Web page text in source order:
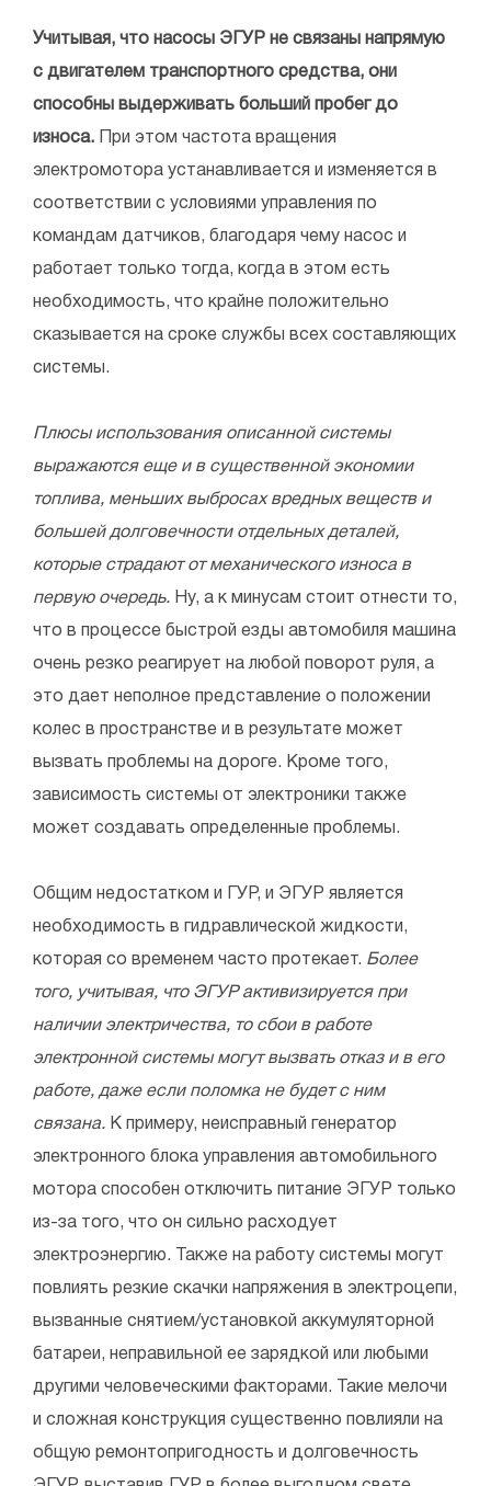
Учитывая, что насосы ЭГУР не связаны напрямую
с двигателем транспортного средства, они
способны выдерживать больший пробег до
износа. При этом частота вращения
электромотора устанавливается и изменяется в
соответствии с условиями управления по
командам датчиков, благодаря чему насос и
работает только тогда, когда в этом есть
необходимость, что крайне положительно
сказывается на сроке службы всех составляющих
системы.
Плюсы использования описанной системы
выражаются еще и в существенной экономии
топлива, меньших выбросах вредных веществ и
большей долговечности отдельных деталей,
которые страдают от механического износа в
первую очередь. Ну, а к минусам стоит отнести то,
что в процессе быстрой езды автомобиля машина
очень резко реагирует на любой поворот руля, а
это дает неполное представление о положении
колес в пространстве и в результате может
вызвать проблемы на дороге. Кроме того,
зависимость системы от электроники также
может создавать определенные проблемы.
Общим недостатком и ГУР, и ЭГУР является
необходимость в гидравлической жидкости,
которая со временем часто протекает. Более
того, учитывая, что ЭГУР активизируется при
наличии электричества, то сбои в работе
электронной системы могут вызвать отказ и в его
работе, даже если поломка не будет с ним
связана. К примеру, неисправный генератор
электронного блока управления автомобильного
мотора способен отключить питание ЭГУР только
из-за того, что он сильно расходует
электроэнергию. Также на работу системы могут
повлиять резкие скачки напряжения в электроцепи,
вызванные снятием/установкой аккумуляторной
батареи, неправильной ее зарядкой или любыми
другими человеческими факторами. Такие мелочи
и сложная конструкция существенно повлияли на
общую ремонтопригодность и долговечность